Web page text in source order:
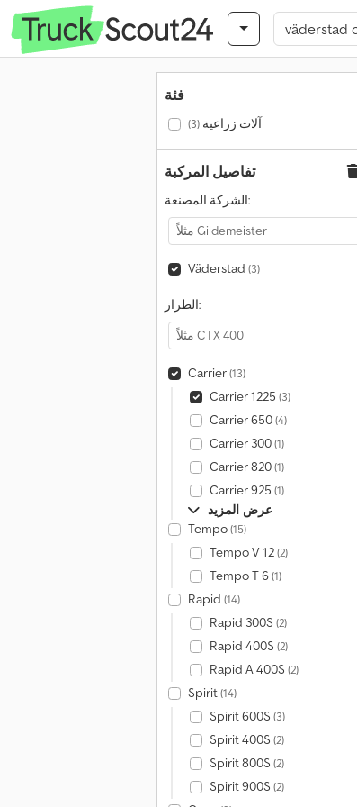
فئة
آلات زراعية(3)
تفاصيل المركبة
الشركة المصنعة:
Väderstad (3)
الطراز:
Carrier(13)
Carrier 1225 (3)
Carrier 650(4)
Carrier 300(1)
Carrier 820(1)
Carrier 925 (1)
عرض المزيد
Tempo(15)
Tempo V 12(2)
Tempo T 6(1)
Rapid (14)
Rapid 300S (2)
Rapid 400S (2)
Rapid A 400S (2)
Spirit(14)
Spirit 600S (3)
Spirit 400S (2)
Spirit 800S (2)
Spirit 900S (2)